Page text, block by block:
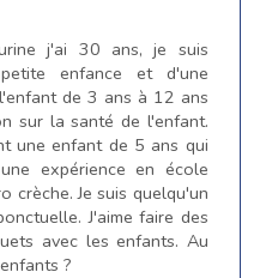
j'ai 30 ans, je suis
enfance et d'une
de 3 ans à 12 ans
sur la santé de l'enfant.
une enfant de 5 ans qui
expérience en école
crèche. Je suis quelqu'un
J'aime faire des
avec les enfants. Au
?